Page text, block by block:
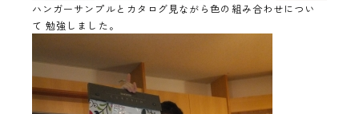
ハンガーサンプルとカタログ見ながら色の組み合わせについ
て 勉強しました。